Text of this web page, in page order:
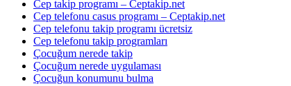
Cep takip programı – Ceptakip.net
Cep telefonu casus programı – Ceptakip.net
Cep telefonu takip programı ücretsiz
Cep telefonu takip programları
Çocuğum nerede takip
Çocuğum nerede uygulaması
Çocuğun konumunu bulma